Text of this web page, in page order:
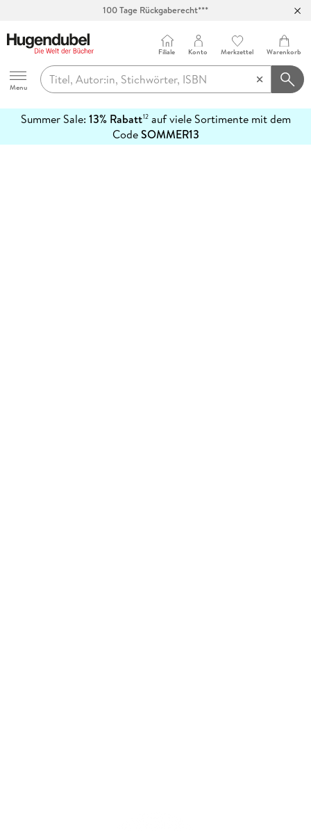
100 Tage Rückgaberecht***
Hugendubel
Menu
Filiale Konto Merkzettel Warenkorb
Summer Sale: 13% Rabatt12auf viele Sortimente mit dem
CodeSOMMER13
erfahren